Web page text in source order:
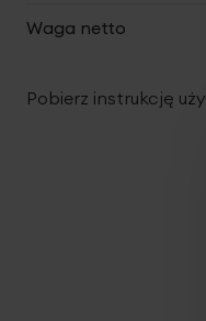
Waga netto
Pobierz instrukcję